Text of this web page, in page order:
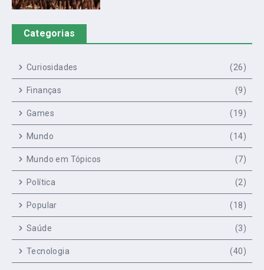
Categorias
Curiosidades (26)
Finanças (9)
Games (19)
Mundo (14)
Mundo em Tópicos (7)
Política (2)
Popular (18)
Saúde (3)
Tecnologia (40)